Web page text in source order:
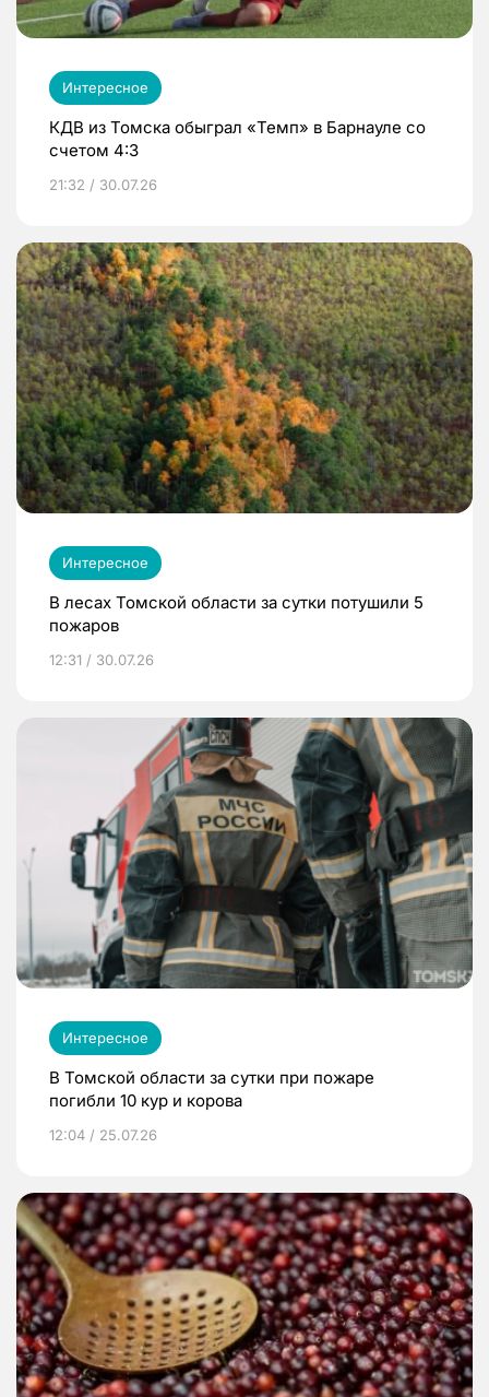
Интересное
КДВ из Томска обыграл «Темп» в Барнауле со
счетом 4:3
21:32 / 30.07.26
Интересное
В лесах Томской области за сутки потушили 5
пожаров
12:31 / 30.07.26
Интересное
В Томской области за сутки при пожаре
погибли 10 кур и корова
12:04 / 25.07.26